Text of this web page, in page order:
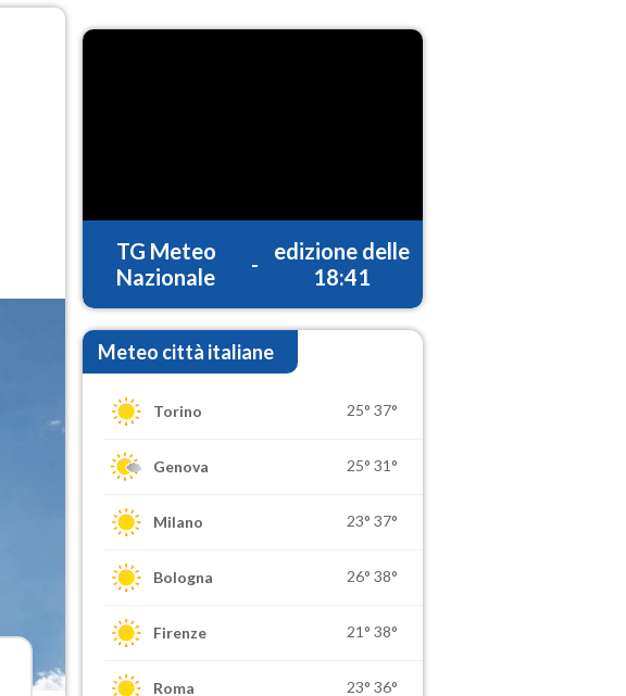
TG Meteo
Nazionale
-
edizione delle
18:41
Meteo città italiane
Torino 25° 37°
Genova 25° 31°
Milano 23° 37°
Bologna 26° 38°
Firenze 21° 38°
Roma 23° 36°